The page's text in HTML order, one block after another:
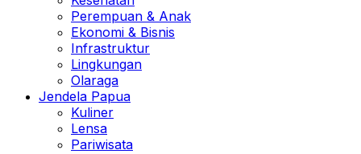
Perempuan & Anak
Ekonomi & Bisnis
Infrastruktur
Lingkungan
Olaraga
Jendela Papua
Kuliner
Lensa
Pariwisata